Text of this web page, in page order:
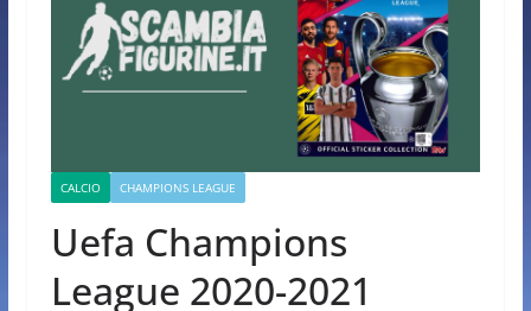
CALCIO CHAMPIONS LEAGUE
Uefa Champions
League 2020-2021